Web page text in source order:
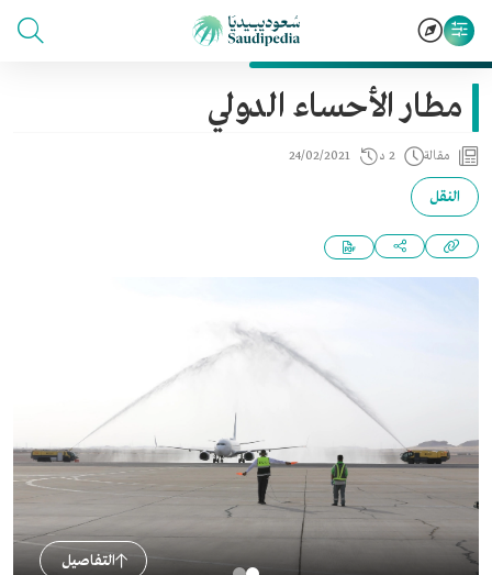
مطار الأحساء الدولي
مقالة 2 د 24/02/2021
النقل
التفاصيل